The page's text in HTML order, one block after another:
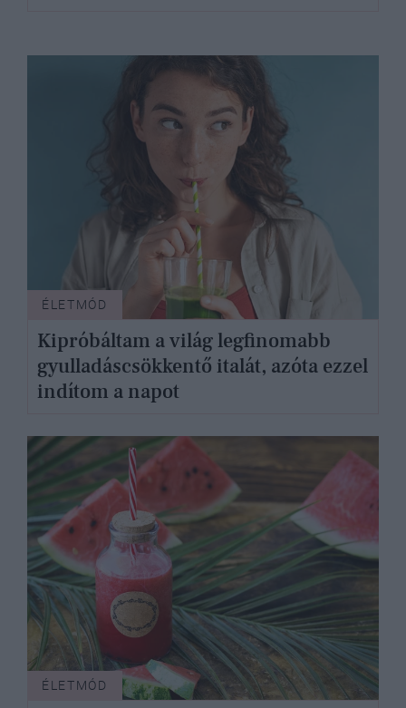
ÉLETMÓD
Kipróbáltam a világ legfinomabb
gyulladáscsökkentő italát, azóta ezzel
indítom a napot
ÉLETMÓD